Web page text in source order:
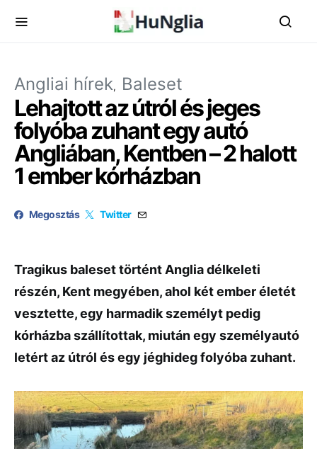
Angliai hírek Baleset
Lehajtott az útról és jeges
folyóba zuhant egy autó
Angliában, Kentben – 2 halott
1 ember kórházban
Megosztás Twitter
Tragikus baleset történt Anglia délkeleti
részén, Kent megyében, ahol két ember életét
vesztette, egy harmadik személyt pedig
kórházba szállítottak, miután egy személyautó
letért az útról és egy jéghideg folyóba zuhant.